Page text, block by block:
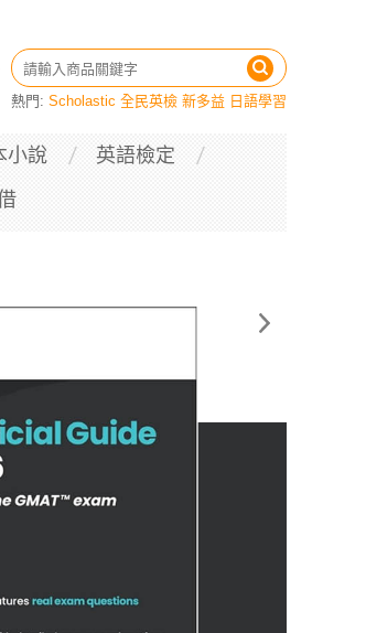
熱門: Scholastic 全民英檢 新多益 日語學習
小說
英語檢定